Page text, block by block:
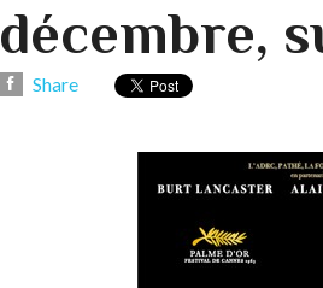
décembre,
Share